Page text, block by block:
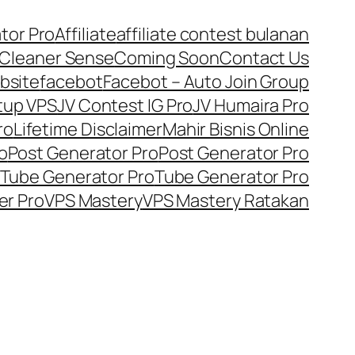
ProAffiliateaffiliate contest bulanan
SenseComing SoonContact Us
facebotFacebot – Auto Join Group
VPSJV Contest IG ProJV Humaira Pro
Lifetime DisclaimerMahir Bisnis Online
Post Generator ProPost Generator Pro
Tube Generator ProTube Generator Pro
ProVPS MasteryVPS Mastery Ratakan